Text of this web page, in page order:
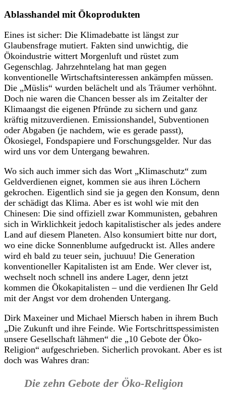
Ablasshandel mit Ökoprodukten
Eines ist sicher: Die Klimadebatte ist längst zur
Glaubensfrage mutiert. Fakten sind unwichtig, die
Ökoindustrie wittert Morgenluft und rüstet zum
Gegenschlag. Jahrzehntelang hat man gegen
konventionelle Wirtschaftsinteressen ankämpfen müssen.
Die „Müslis“ wurden belächelt und als Träumer verhöhnt.
Doch nie waren die Chancen besser als im Zeitalter der
Klimaangst die eigenen Pfründe zu sichern und ganz
kräftig mitzuverdienen. Emissionshandel, Subventionen
oder Abgaben (je nachdem, wie es gerade passt),
Ökosiegel, Fondspapiere und Forschungsgelder. Nur das
wird uns vor dem Untergang bewahren.
Wo sich auch immer sich das Wort „Klimaschutz“ zum
Geldverdienen eignet, kommen sie aus ihren Löchern
gekrochen. Eigentlich sind sie ja gegen den Konsum, denn
der schädigt das Klima. Aber es ist wohl wie mit den
Chinesen: Die sind offiziell zwar Kommunisten, gebahren
sich in Wirklichkeit jedoch kapitalistischer als jedes andere
Land auf diesem Planeten. Also konsumiert bitte nur dort,
wo eine dicke Sonnenblume aufgedruckt ist. Alles andere
wird eh bald zu teuer sein, juchuuu! Die Generation
konventioneller Kapitalisten ist am Ende. Wer clever ist,
wechselt noch schnell ins andere Lager, denn jetzt
kommen die Ökokapitalisten – und die verdienen Ihr Geld
mit der Angst vor dem drohenden Untergang.
Dirk Maxeiner und Michael Miersch haben in ihrem Buch
„Die Zukunft und ihre Feinde. Wie Fortschrittspessimisten
unsere Gesellschaft lähmen“ die „10 Gebote der Öko-
Religion“ aufgeschrieben. Sicherlich provokant. Aber es ist
doch was Wahres dran:
Die zehn Gebote der Öko-Religion